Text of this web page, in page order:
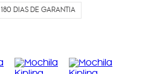
180 DIAS DE GARANTIA